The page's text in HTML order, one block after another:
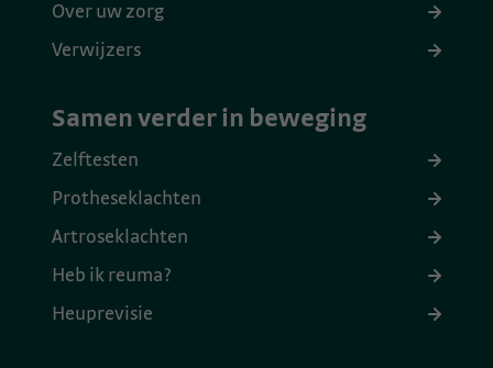
Over uw zorg
Verwijzers
Samen verder in beweging
Zelftesten
Protheseklachten
Artroseklachten
Heb ik reuma?
Heuprevisie